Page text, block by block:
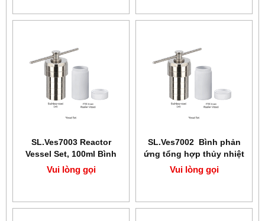
SL.Ves7003 Reactor
Vessel Set, 100ml​​​​​​​ Bình
phản ứng tổng hợp thủy
nhiệt PTFE
Vui lòng gọi
SL.Ves7002 Bình phản
ứng tổng hợp thủy nhiệt
PTFE 50ml
Vui lòng gọi